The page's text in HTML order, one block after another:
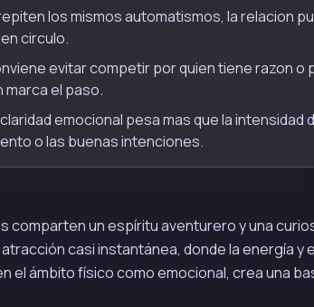
los mismos automatismos, la relacion
circulo.
evitar competir por quien tiene razon o
marca el paso.
emocional pesa mas que la intensidad
o las buenas intenciones.
comparten un espíritu aventurero y una
casi instantánea, donde la energía y
el ámbito físico como emocional, crea una